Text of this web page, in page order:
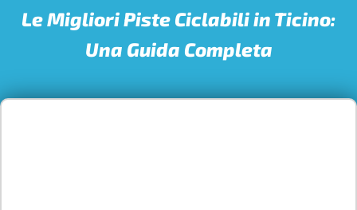
Le Migliori Piste Ciclabili in Ticino:
Una Guida Completa